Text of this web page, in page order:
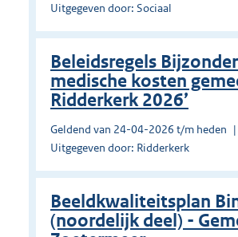
Uitgegeven door: Sociaal
Beleidsregels
medische kosten
Ridderkerk 2026’
Geldend van 24-04-2026 t/m heden
Uitgegeven door: Ridderkerk
Beeldkwaliteitsplan
(noordelijk deel) -